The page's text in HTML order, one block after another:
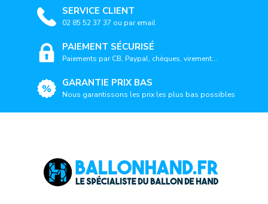
SERVICE CLIENT
02 85 52 37 37 ou par email
PAIEMENT SÉCURISÉ
Paiements par CB, Paypal, chèques, virement...
GARANTIE PRIX BAS
Nous garantissons les prix les plus bas possibles